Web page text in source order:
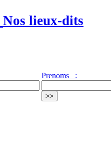
Nos lieux-dits
Prenoms :